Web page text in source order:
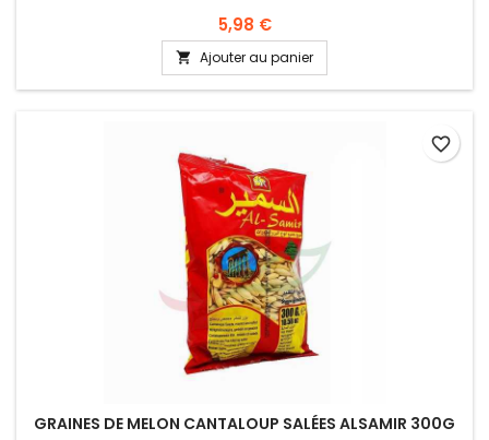
5,98 €
 Ajouter au panier
GRAINES DE MELON CANTALOUP SALÉES ALSAMIR 300G
favorite_border